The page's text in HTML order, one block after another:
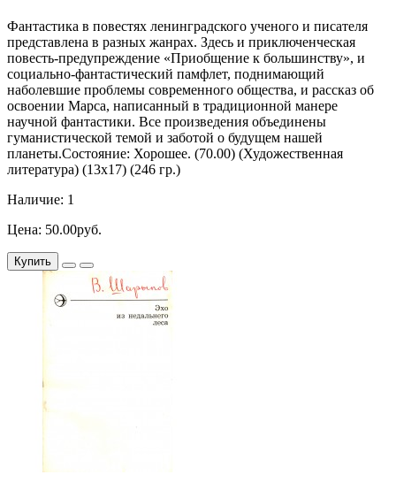
Фантастика в повестях ленинградского ученого и писателя
представлена в разных жанрах. Здесь и приключенческая
повесть-предупреждение «Приобщение к большинству», и
социально-фантастический памфлет, поднимающий
наболевшие проблемы современного общества, и рассказ об
освоении Марса, написанный в традиционной манере
научной фантастики. Все произведения объединены
гуманистической темой и заботой о будущем нашей
планеты.Состояние: Хорошее. (70.00) (Художественная
литература) (13х17) (246 гр.)
Наличие: 1
Цена: 50.00руб.
Купить